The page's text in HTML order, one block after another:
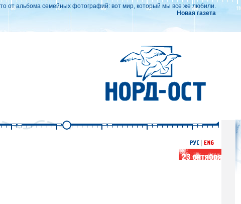
то от альбома семейных фотографий: вот мир, который мы все же любили.
Новая газета